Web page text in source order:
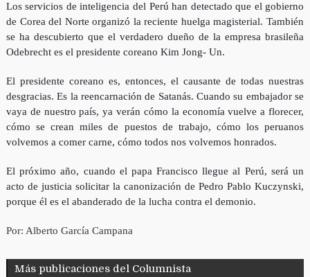
Los servicios de inteligencia del Perú han detectado que el gobierno
de Corea del Norte organizó la reciente huelga magisterial. También
se ha descubierto que el verdadero dueño de la empresa brasileña
Odebrecht es el presidente coreano Kim Jong- Un.
El presidente coreano es, entonces, el causante de todas nuestras
desgracias. Es la reencarnación de Satanás. Cuando su embajador se
vaya de nuestro país, ya verán cómo la economía vuelve a florecer,
cómo se crean miles de puestos de trabajo, cómo los peruanos
volvemos a comer carne, cómo todos nos volvemos honrados.
El próximo año, cuando el papa Francisco llegue al Perú, será un
acto de justicia solicitar la canonización de Pedro Pablo Kuczynski,
porque él es el abanderado de la lucha contra el demonio.
Por: Alberto García Campana
Más publicaciones del Columnista